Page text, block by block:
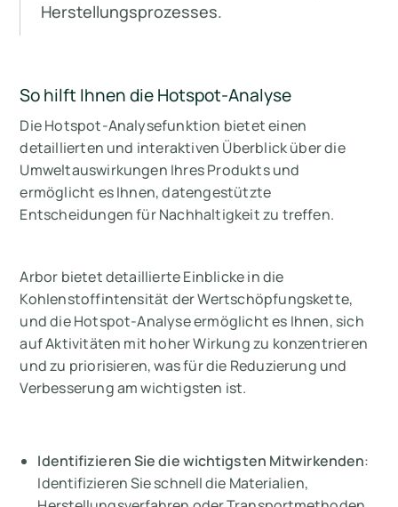
Herstellungsprozesses.
So hilft Ihnen die Hotspot-Analyse
Die Hotspot-Analysefunktion bietet einen
detaillierten und interaktiven Überblick über die
Umweltauswirkungen Ihres Produkts und
ermöglicht es Ihnen, datengestützte
Entscheidungen für Nachhaltigkeit zu treffen.
Arbor bietet detaillierte Einblicke in die
Kohlenstoffintensität der Wertschöpfungskette,
und die Hotspot-Analyse ermöglicht es Ihnen, sich
auf Aktivitäten mit hoher Wirkung zu konzentrieren
und zu priorisieren, was für die Reduzierung und
Verbesserung am wichtigsten ist.
Identifizieren Sie die wichtigsten Mitwirkenden:
Identifizieren Sie schnell die Materialien,